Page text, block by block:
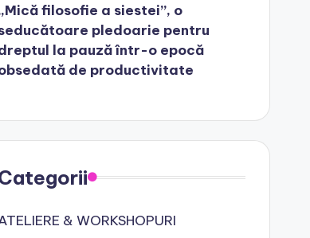
filosofie a siestei”, o
pledoarie pentru
la pauză într-o epocă
de productivitate
& WORKSHOPURI